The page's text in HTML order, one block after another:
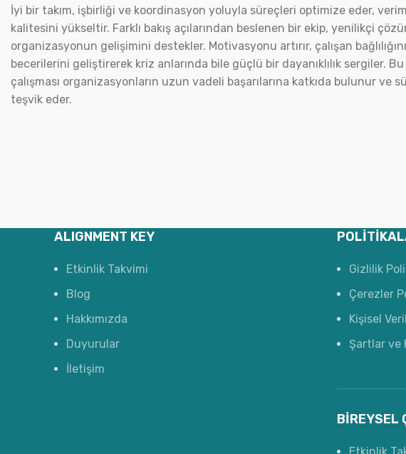
İyi bir takım, işbirliği ve koordinasyon yoluyla süreçleri optimize eder,
kalitesini yükseltir. Farklı bakış açılarından beslenen bir ekip, yenilikçi
organizasyonun gelişimini destekler. Motivasyonu artırır, çalışan
becerilerini geliştirerek kriz anlarında bile güçlü bir dayanıklılık sergiler.
çalışması organizasyonların uzun vadeli başarılarına katkıda bulunur ve
teşvik eder.
ALIGNMENT KEY
Etkinlik Takvimi
Blog
Hakkımızda
Duyurular
İletişim
Gizlilik
Çerezler
Kişisel
Şartlar ve
BIREYSEL
Etkinlik